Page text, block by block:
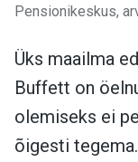
Pensionikeskus,
Üks maailma
Buffett on
olemiseks ei
õigesti